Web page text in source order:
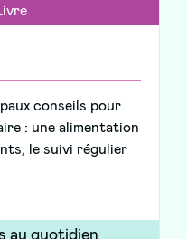
conseils pour
: une alimentation
le suivi régulier